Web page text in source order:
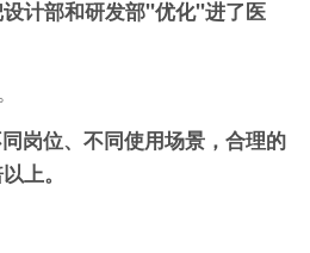
计部和研发部"优化"进了医
岗位、不同使用场景，合理的
上。